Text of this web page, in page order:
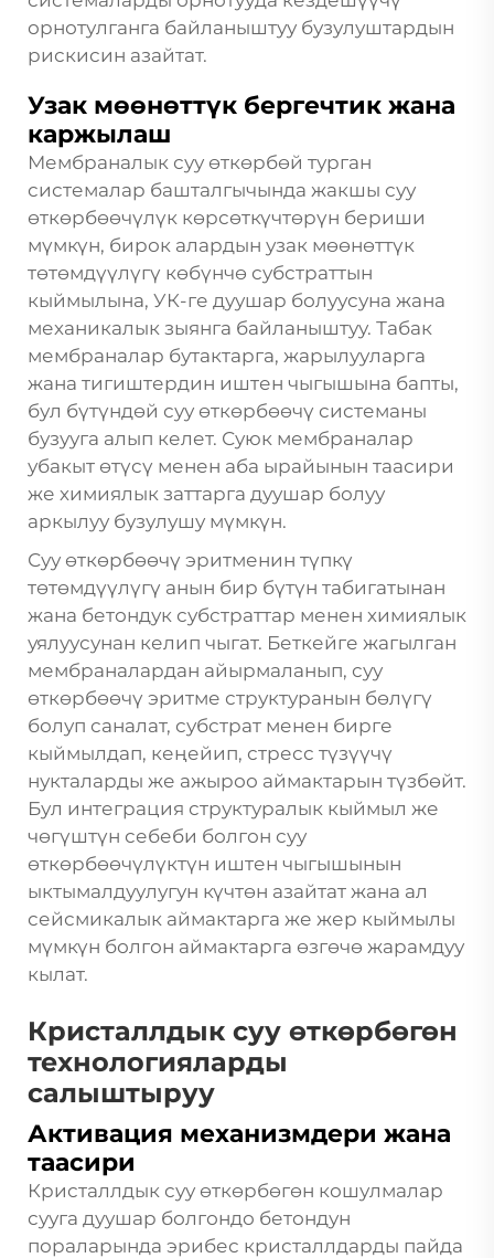
орнотулганга байланыштуу бузулуштардын
рискисин азайтат.
Узак мөөнөттүк бергечтик жана
каржылаш
Мембраналык суу өткөрбөй турган
системалар башталгычында жакшы суу
өткөрбөөчүлүк көрсөткүчтөрүн бериши
мүмкүн, бирок алардын узак мөөнөттүк
төтөмдүүлүгү көбүнчө субстраттын
кыймылына, УК-ге дуушар болуусуна жана
механикалык зыянга байланыштуу. Табак
мембраналар бутактарга, жарылууларга
жана тигиштердин иштен чыгышына бапты,
бул бүтүндөй суу өткөрбөөчү системаны
бузууга алып келет. Суюк мембраналар
убакыт өтүсү менен аба ырайынын таасири
же химиялык заттарга дуушар болуу
аркылуу бузулушу мүмкүн.
Суу өткөрбөөчү эритменин түпкү
төтөмдүүлүгү анын бир бүтүн табигатынан
жана бетондук субстраттар менен химиялык
уялуусунан келип чыгат. Беткейге жагылган
мембраналардан айырмаланып, суу
өткөрбөөчү эритме структуранын бөлүгү
болуп саналат, субстрат менен бирге
кыймылдап, кеңейип, стресс түзүүчү
нукталарды же ажыроо аймактарын түзбөйт.
Бул интеграция структуралык кыймыл же
чөгүштүн себеби болгон суу
өткөрбөөчүлүктүн иштен чыгышынын
ыктымалдуулугун күчтөн азайтат жана ал
сейсмикалык аймактарга же жер кыймылы
мүмкүн болгон аймактарга өзгөчө жарамдуу
кылат.
Кристаллдык суу өткөрбөгөн
технологияларды
салыштыруу
Активация механизмдери жана
таасири
Кристаллдык суу өткөрбөгөн кошулмалар
сууга дуушар болгондо бетондун
пораларында эрибес кристаллдарды пайда